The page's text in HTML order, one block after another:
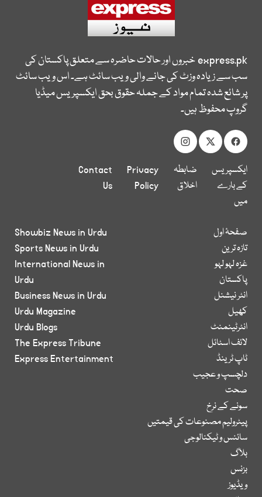
express.pkخبروں اور حالات حاضرہ سے متعلق پاکستان کی
سب سے زیادہ وزٹ کی جانے والی ویب سائٹ ہے۔ اس ویب سائٹ
پر شائع شدہ تمام مواد کے جملہ حقوق بحق ایکسپریس میڈیا
گروپ محفوظ ہیں۔
ایکسپریس
کے بارے
میں
ضابطہ
اخلاق
Privacy
Policy
Contact
Us
صفحۂ اول
تازہ ترین
غزہ لہو لہو
پاکستان
انٹر نیشنل
کھیل
انٹرٹینمنٹ
لائف اسٹائل
ٹاپ ٹرینڈ
دلچسپ و عجیب
صحت
سونے کے نرخ
پیٹرولیم مصنوعات کی قیمتیں
سائنس و ٹیکنالوجی
بلاگ
بزنس
ویڈیوز
Showbiz News in Urdu
Sports News in Urdu
International News in
Urdu
Business News in Urdu
Urdu Magazine
Urdu Blogs
The Express Tribune
Express Entertainment